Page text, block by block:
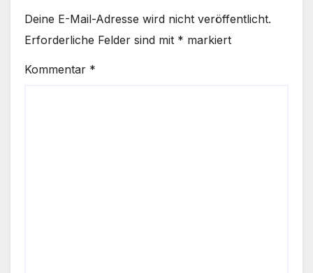
Deine E-Mail-Adresse wird nicht veröffentlicht.
Erforderliche Felder sind mit * markiert
Kommentar *